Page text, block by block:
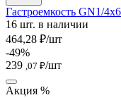
Гастроемкость GN1/
16 шт. в наличии
464,28 ₽/шт
-49%
239 ,07 ₽/шт
Акция %